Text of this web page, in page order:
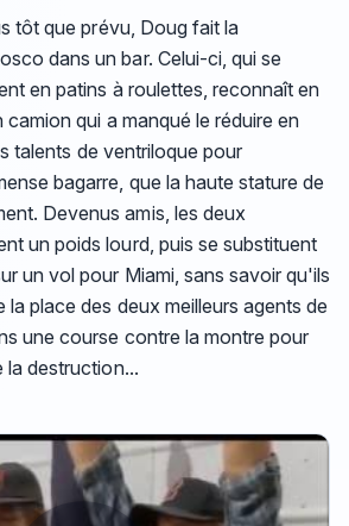
tôt que prévu, Doug fait la
dans un bar. Celui-ci, qui se
en patins à roulettes, reconnaît en
qui a manqué le réduire en
talents de ventriloque pour
bagarre, que la haute stature de
Devenus amis, les deux
un poids lourd, puis se substituent
un vol pour Miami, sans savoir qu'ils
la place des deux meilleurs agents de
une course contre la montre pour
la destruction...